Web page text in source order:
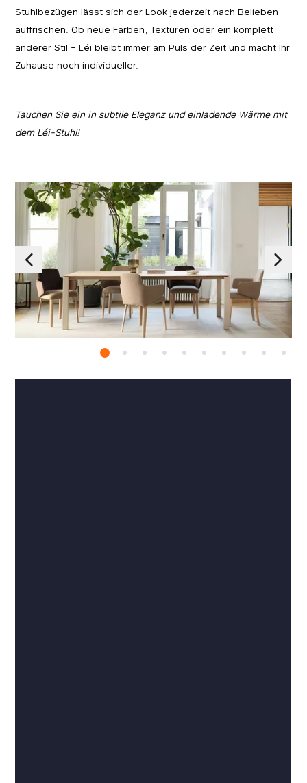
Stuhlbezügen lässt sich der Look jederzeit nach Belieben
auffrischen. Ob neue Farben, Texturen oder ein komplett
anderer Stil – Léi bleibt immer am Puls der Zeit und macht Ihr
Zuhause noch individueller.
Tauchen Sie ein in subtile Eleganz und einladende Wärme mit
dem Léi-Stuhl!